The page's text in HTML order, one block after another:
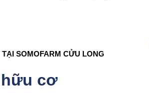
SOMOFARM CỬU LONG
hữu cơ